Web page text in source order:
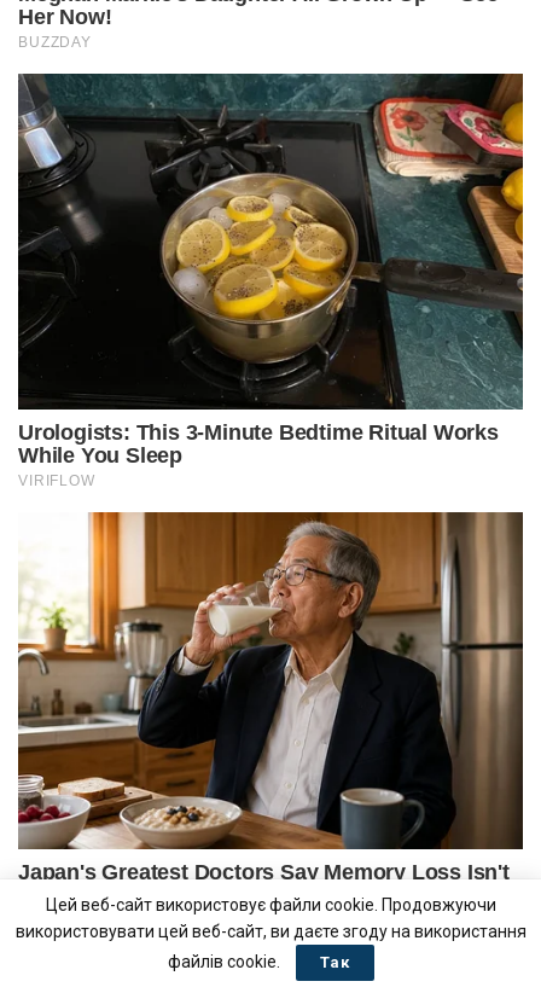
Цей веб-сайт використовує файли cookie. Продовжуючи
використовувати цей веб-сайт, ви даєте згоду на використання
файлів cookie.
Так